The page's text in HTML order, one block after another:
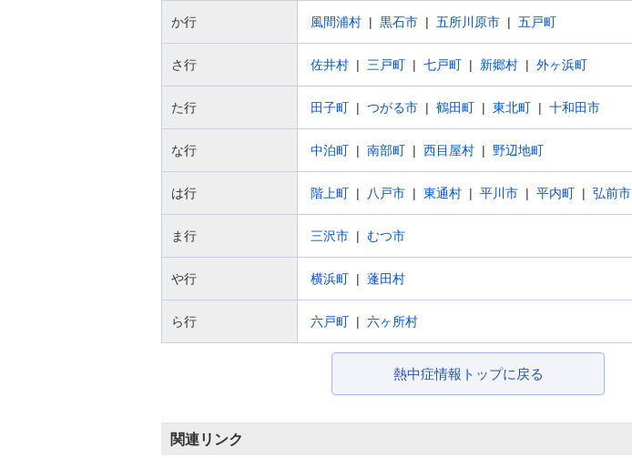
か行 風間浦村 黒石市 五所川原市 五戸町
さ行 佐井村 三戸町 七戸町 新郷村 外ヶ浜町
た行 田子町 つがる市 鶴田町 東北町 十和田市
な行 中泊町 南部町 西目屋村 野辺地町
は行 階上町 八戸市 東通村 平川市 平内町 弘前市
ま行 三沢市 むつ市
や行 横浜町 蓬田村
ら行 六戸町 六ヶ所村
熱中症情報トップに戻る
関連リンク